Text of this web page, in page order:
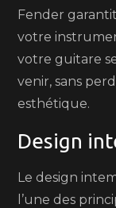
Fender
votre
votre guitare
venir, sans
esthétique.
Design
Le design
l’une des